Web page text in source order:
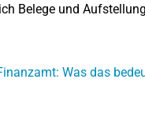
Belege und
Was das